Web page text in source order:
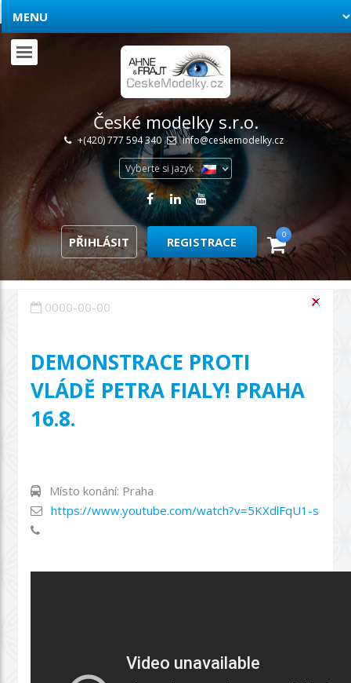
České modelky s.r.o.
+(420) 777 594 340 info@ceskemodelky.cz
Vyberte si jazyk
PŘIHLÁSIT REGISTRACE 0
0000-00-00
DEMONSTRACE PROTI
VLÁDĚ PETRA FIALY! PRAHA
16.8.
Místo konání: Praha
https://www.youtube.com/watch?v=5KXdlFqU1-s